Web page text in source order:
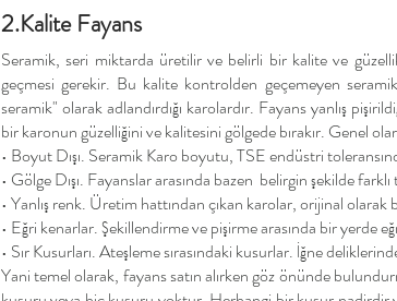
2.Kalite Fayans
Seramik, seri miktarda üretilir ve belirli bir kalite ve
geçmesi gerekir. Bu kalite kontrolden geçemeyen
seramik" olarak adlandırdığı karolardır. Fayans yanlış
bir karonun güzelliğini ve kalitesini gölgede bırakır. Genel
• Boyut Dışı. Seramik Karo boyutu, TSE endüstri
• Gölge Dışı. Fayanslar arasında bazen belirgin şekilde
• Yanlış renk. Üretim hattından çıkan karolar, orijinal
• Eğri kenarlar. Şekillendirme ve pişirme arasında bir yerde
• Sır Kusurları. Ateşleme sırasındaki kusurlar. İğne
Yani temel olarak, fayans satın alırken göz önünde